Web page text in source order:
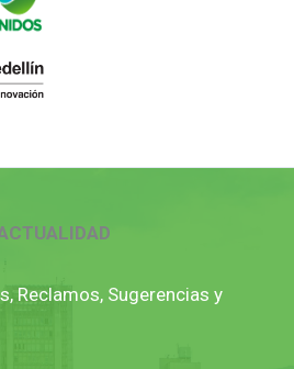
Reclamos, Sugerencias y